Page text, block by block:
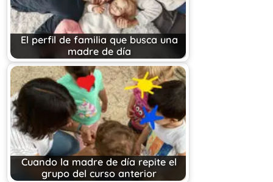
El perfil de familia que busca una
madre de día
Cuando la madre de día repite el
grupo del curso anterior